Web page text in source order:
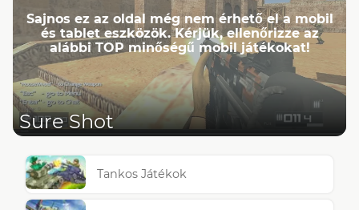
Sajnos ez az oldal még nem érhető el a mobil
és tablet eszközök. Kérjük, ellenőrizze az
alábbi TOP minőségű mobil játékokat!
Sure Shot
Tankos Játékok